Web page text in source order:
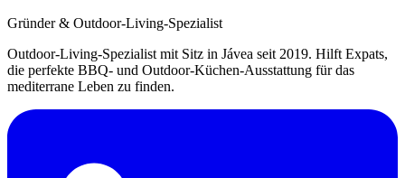
Gründer & Outdoor-Living-Spezialist
Outdoor-Living-Spezialist mit Sitz in Jávea seit 2019. Hilft Expats,
die perfekte BBQ- und Outdoor-Küchen-Ausstattung für das
mediterrane Leben zu finden.